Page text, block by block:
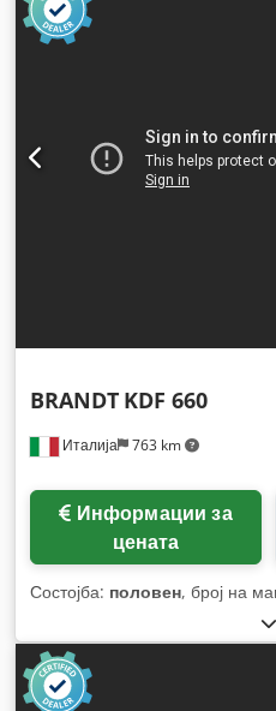
Италија 763 km
BRANDT KDF 660
цената
Состојба: половен, број на